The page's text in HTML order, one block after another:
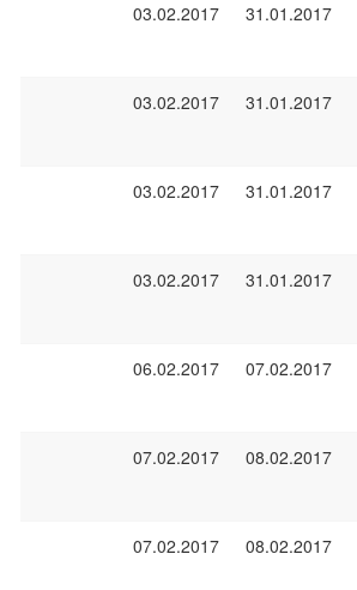
03.02.2017 31.01.2017
03.02.2017 31.01.2017
03.02.2017 31.01.2017
03.02.2017 31.01.2017
06.02.2017 07.02.2017
07.02.2017 08.02.2017
07.02.2017 08.02.2017